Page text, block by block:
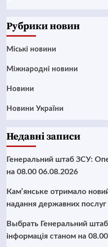
Рубрики новин
Mіські новини
Міжнародні новини
Новини
Новини України
Недавні записи
Генеральний штаб ЗСУ:
на 08.00 06.08.2026
Кам’янське отримало
надання державних
Выбрать Генеральний
інформація станом на